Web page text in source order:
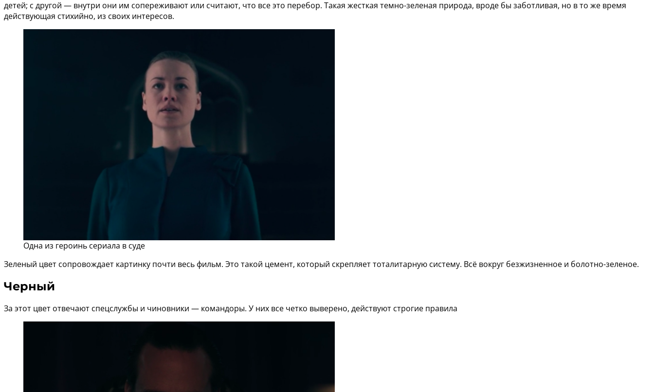
детей; с другой — внутри они им сопереживают или считают, что все это перебор. Такая жесткая темно-зеленая природа, вроде бы заботливая, но в то же время
действующая стихийно, из своих интересов.
Одна из героинь сериала в суде
Зеленый цвет сопровождает картинку почти весь фильм. Это такой цемент, который скрепляет тоталитарную систему. Всё вокруг безжизненное и болотно-зеленое.
Черный
За этот цвет отвечают спецслужбы и чиновники — командоры. У них все четко выверено, действуют строгие правила